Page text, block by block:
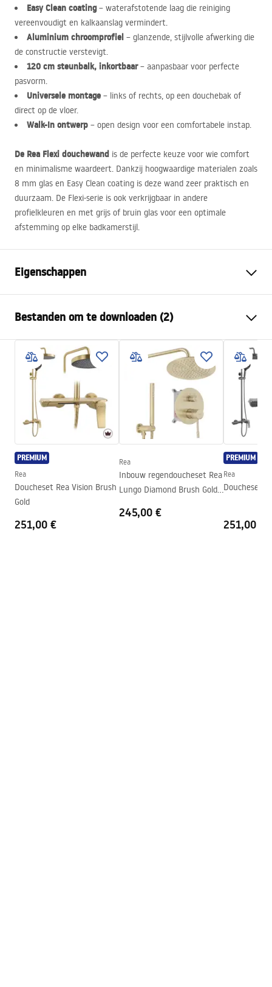
Easy Clean coating– waterafstotende laag die reiniging
vereenvoudigt en kalkaanslag vermindert.
Aluminium chroomprofiel – glanzende, stijlvolle afwerking die
de constructie verstevigt.
120 cm steunbalk, inkortbaar– aanpasbaar voor perfecte
pasvorm.
Universele montage – links of rechts, op een douchebak of
direct op de vloer.
Walk-In ontwerp – open design voor een comfortabele instap.
De Rea Flexi douchewand is de perfecte keuze voor wie comfort
en minimalisme waardeert. Dankzij hoogwaardige materialen zoals
8 mm glas en Easy Clean coating is deze wand zeer praktisch en
duurzaam. De Flexi-serie is ook verkrijgbaar in andere
profielkleuren en met grijs of bruin glas voor een optimale
afstemming op elke badkamerstijl.
Eigenschappen
Kleur
Helder goud
Type cabine
Inloop
De kleur van het glas
Transparant 8mm
Seria
Flexi
Installatie
Op het peuterbad of op de
Hoogte (mm)
1950
Richting van de cabine
Garantie
24 maanden
Easy Clean-coating
Ja, aan één kant van het glas
Bestanden om te downloaden (2)
Veiligheidsinformatie
WARUNKI BEZPIECZENSTWA KABINY DRZWI
PARAWANY.pdf
Installatiehandleiding
Instrukcja_monta__u___cianki_Flexi.pdf
PREMIUM
Rea
Doucheset Rea Vision Brush
Gold
251,00 €
Rea
Inbouw regendoucheset Rea
Lungo Diamond Brush Gold
245,00 €
PREMIUM
Rea
Doucheset
251,00 €